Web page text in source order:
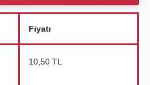
Fiyatı
10,50 TL